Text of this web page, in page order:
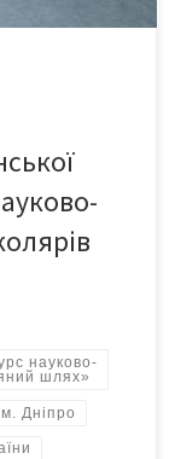
науково-
шлях»
м. Дніпро